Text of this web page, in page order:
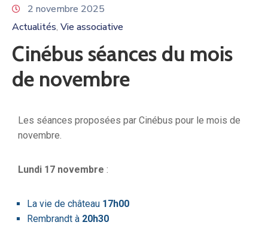
2 novembre 2025
Actualités‚ Vie associative
Cinébus séances du mois
de novembre
Les séances proposées par Cinébus pour le mois de
novembre.
Lundi 17 novembre :
La vie de château 17h00
Rembrandt à 20h30